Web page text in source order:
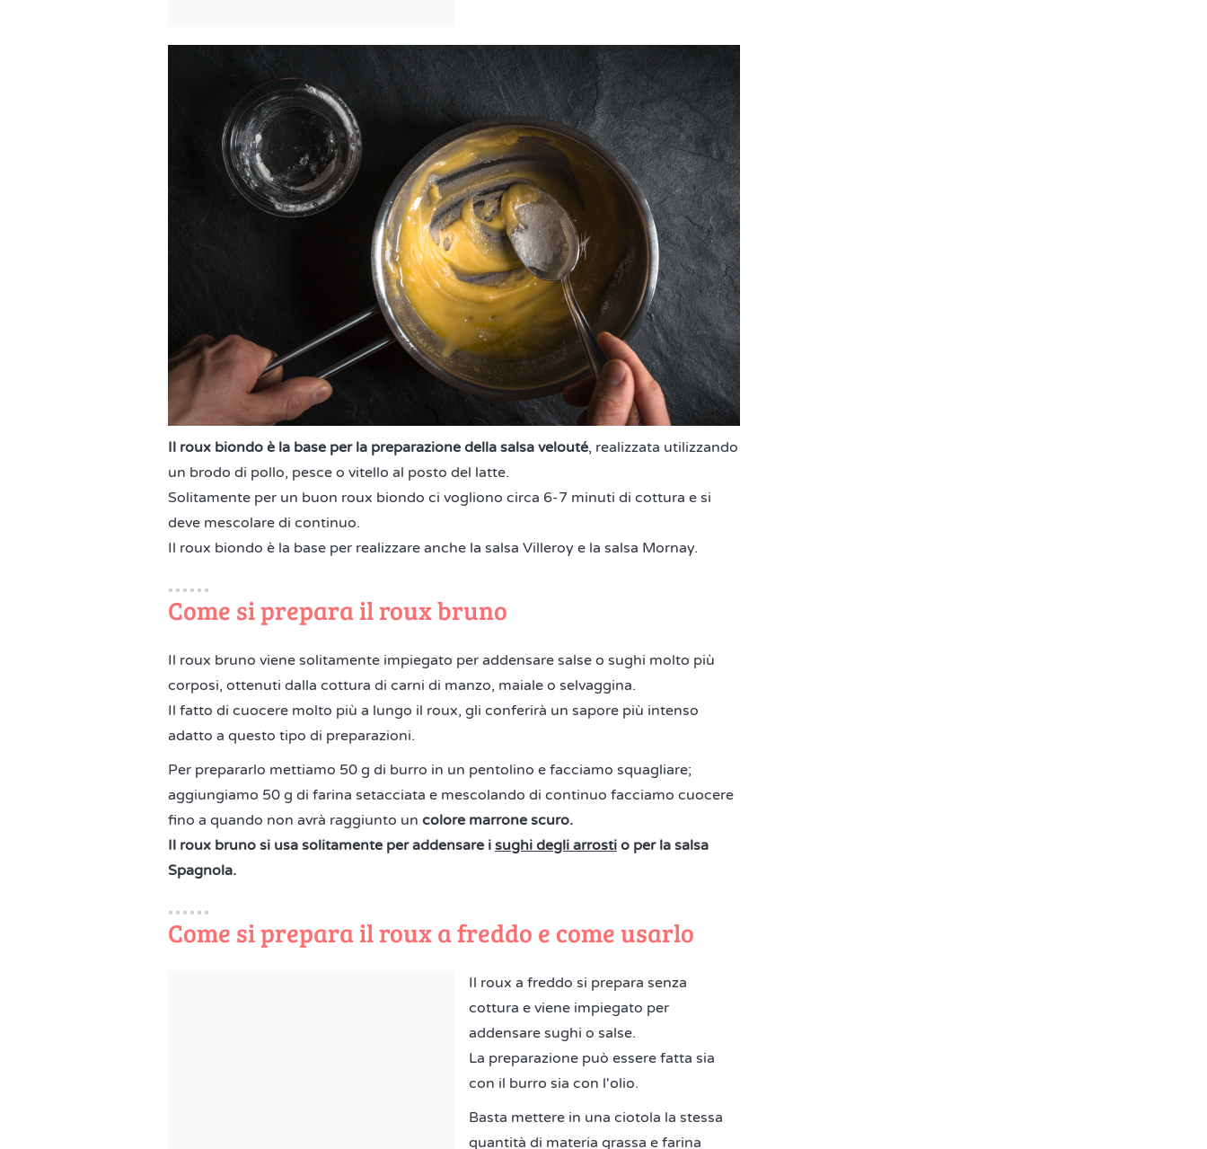
Il roux biondo è la base per la preparazione della salsa velouté, realizzata utilizzando
un brodo di pollo, pesce o vitello al posto del latte.
Solitamente per un buon roux biondo ci vogliono circa 6-7 minuti di cottura e si
deve mescolare di continuo.
Il roux biondo è la base per realizzare anche la salsa Villeroy e la salsa Mornay.
Come si prepara il roux bruno
Il roux bruno viene solitamente impiegato per addensare salse o sughi molto più
corposi, ottenuti dalla cottura di carni di manzo, maiale o selvaggina.
Il fatto di cuocere molto più a lungo il roux, gli conferirà un sapore più intenso
adatto a questo tipo di preparazioni.
Per prepararlo mettiamo 50 g di burro in un pentolino e facciamo squagliare;
aggiungiamo 50 g di farina setacciata e mescolando di continuo facciamo cuocere
fino a quando non avrà raggiunto un colore marrone scuro.
Il roux bruno si usa solitamente per addensare i sughi degli arrosti o per la salsa
Spagnola.
Come si prepara il roux a freddo e come usarlo
Il roux a freddo si prepara senza
cottura e viene impiegato per
addensare sughi o salse.
La preparazione può essere fatta sia
con il burro sia con l'olio.
Basta mettere in una ciotola la stessa
quantità di materia grassa e farina